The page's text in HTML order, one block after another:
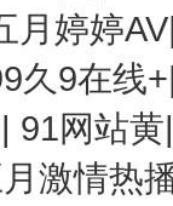
月婷婷AV
久9在线
| 91网站黄
激情热